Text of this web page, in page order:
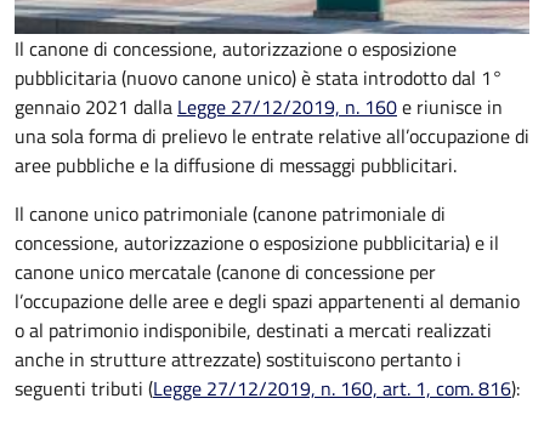
Il canone di concessione, autorizzazione o esposizione
pubblicitaria (nuovo canone unico) è stata introdotto dal 1°
gennaio 2021 dalla Legge 27/12/2019, n. 160e riunisce in
una sola forma di prelievo le entrate relative all’occupazione di
aree pubbliche e la diffusione di messaggi pubblicitari.
Il canone unico patrimoniale (canone patrimoniale di
concessione, autorizzazione o esposizione pubblicitaria) e il
canone unico mercatale (canone di concessione per
l’occupazione delle aree e degli spazi appartenenti al demanio
o al patrimonio indisponibile, destinati a mercati realizzati
anche in strutture attrezzate) sostituiscono pertanto i
seguenti tributi (Legge 27/12/2019, n. 160, art. 1, com. 816):